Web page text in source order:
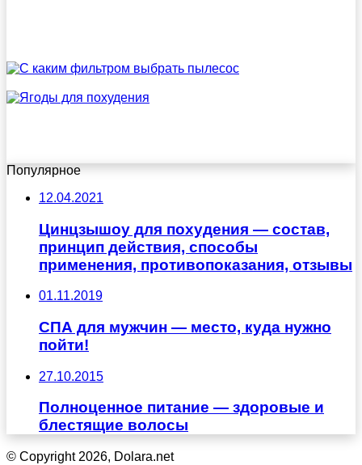
Популярное
12.04.2021
Цинцзышоу для похудения — состав,
принцип действия, способы
применения, противопоказания, отзывы
01.11.2019
СПА для мужчин — место, куда нужно
пойти!
27.10.2015
Полноценное питание — здоровые и
блестящие волосы
© Copyright 2026, Dolara.net